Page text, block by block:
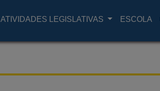
ATIVIDADES LEGISLATIVAS ESCOLA